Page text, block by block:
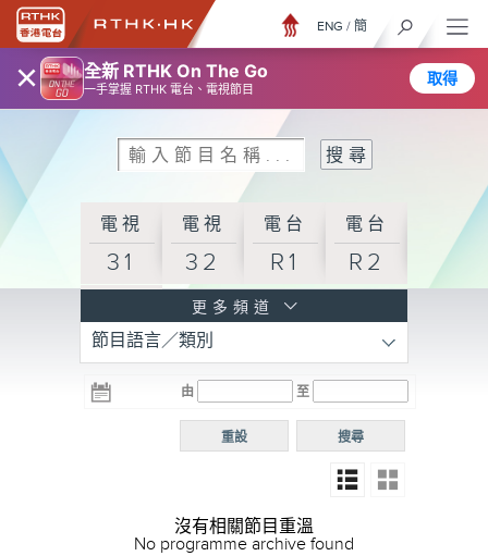
× 全新 RTHK On The Go
一手掌握 RTHK 電台、電視節目
取得
ENG / 簡
電視
31
電視
32
電台
R1
電台
R2
R3
電台 電台
R5
電台
普通
更多頻道
節目語言／類別
由 至
搜尋
重設
沒有相關節目重溫
No programme archive found